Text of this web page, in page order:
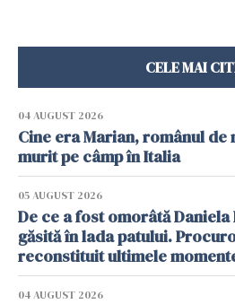
CELE MAI
04 AUGUST 2026
Cine era Marian, românul de
murit pe câmp în Italia
05 AUGUST 2026
De ce a fost omorâtă
găsită în lada patului.
reconstituit ultimele
04 AUGUST 2026